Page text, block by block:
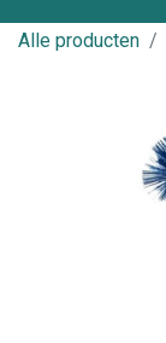
Alle producten